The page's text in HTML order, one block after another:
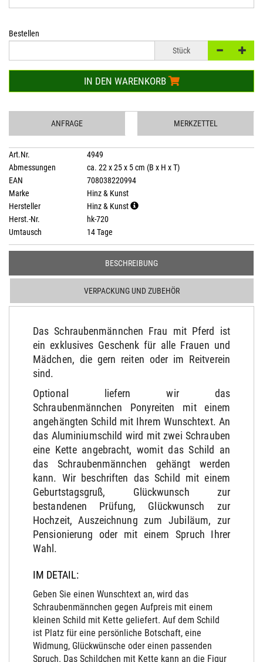
Bestellen
Stück
IN DEN WARENKORB
ANFRAGE MERKZETTEL
Art.Nr.
4949
Abmessungen
ca. 22 x 25 x 5 cm (B x H x T)
EAN
708038220994
Marke
Hinz & Kunst
Hersteller
Hinz & Kunst
Herst.-Nr.
hk-720
Umtausch
14 Tage
BESCHREIBUNG
VERPACKUNG UND ZUBEHÖR
Das Schraubenmännchen Frau mit Pferd ist
ein exklusives Geschenk für alle Frauen und
Mädchen, die gern reiten oder im Reitverein
sind.
Optional liefern wir das
Schraubenmännchen Ponyreiten mit einem
angehängten Schild mit Ihrem Wunschtext. An
das Aluminiumschild wird mit zwei Schrauben
eine Kette angebracht, womit das Schild an
das Schraubenmännchen gehängt werden
kann. Wir beschriften das Schild mit einem
Geburtstagsgruß, Glückwunsch zur
bestandenen Prüfung, Glückwunsch zur
Hochzeit, Auszeichnung zum Jubiläum, zur
Pensionierung oder mit einem Spruch Ihrer
Wahl.
IM DETAIL:
Geben Sie einen Wunschtext an, wird das
Schraubenmännchen gegen Aufpreis mit einem
kleinen Schild mit Kette geliefert. Auf dem Schild
ist Platz für eine persönliche Botschaft, eine
Widmung, Glückwünsche oder einen passenden
Spruch. Das Schildchen mit Kette kann an die Figur